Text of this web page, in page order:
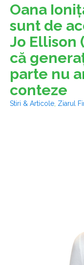
Oana
sunt de
Jo Ellison
că
parte nu
conteze
Stiri & Articole Ziarul